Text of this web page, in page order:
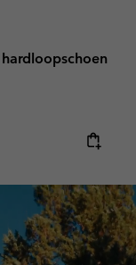
hardloopschoen